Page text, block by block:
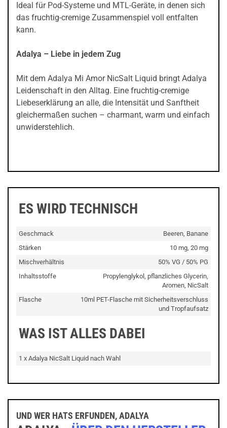
Ideal für Pod-Systeme und MTL-Geräte, in denen sich
das fruchtig-cremige Zusammenspiel voll entfalten
kann.
Adalya – Liebe in jedem Zug
Mit dem Adalya Mi Amor NicSalt Liquid bringt Adalya
Leidenschaft in den Alltag. Eine fruchtig-cremige
Liebeserklärung an alle, die Intensität und Sanftheit
gleichermaßen suchen – charmant, warm und einfach
unwiderstehlich.
ES WIRD TECHNISCH
Geschmack
Beeren, Banane
Stärken
10 mg, 20 mg
Mischverhältnis
50% VG / 50% PG
Inhaltsstoffe
Propylenglykol, pflanzliches Glycerin,
Aromen, NicSalt
Flasche
10ml PET-Flasche mit Sicherheitsverschluss
und Tropfaufsatz
WAS IST ALLES DABEI
1 x Adalya NicSalt Liquid nach Wahl
UND WER HATS ERFUNDEN, ADALYA